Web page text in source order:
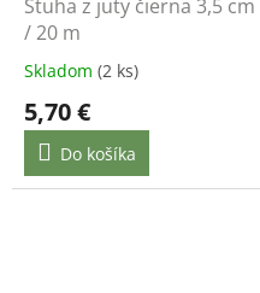
Stuha z juty čierna 3,5 cm
/ 20 m
Skladom (2 ks)
5,70 €
Do košíka